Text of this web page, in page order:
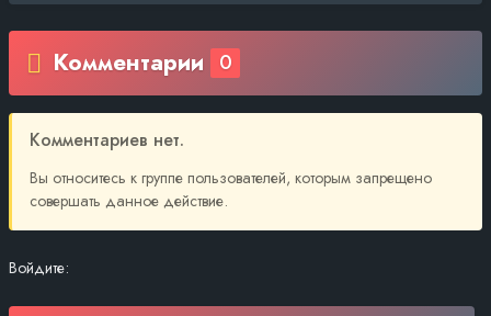
Комментарии 0
Комментариев нет.
Вы относитесь к группе пользователей, которым запрещено
совершать данное действие.
Войдите: